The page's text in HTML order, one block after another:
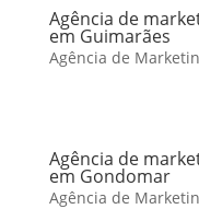
Agência de
em Guimarães
Agência de
Agência de
em Gondomar
Agência de